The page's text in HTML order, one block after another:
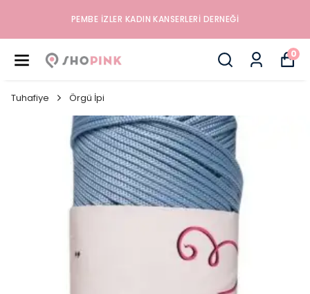
İYILIK, SAĞLIK VE MUTLULUK DÜKKANINA HOŞGELDINIZ
0
Tuhafiye Örgü İpi